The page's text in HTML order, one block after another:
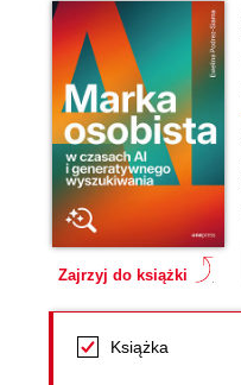
Zajrzyj do książki
Książka